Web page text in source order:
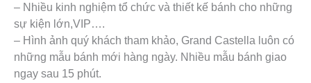
– Nhiều kinh nghiệm tổ chức và thiết kế bánh cho những
sự kiện lớn,VIP….
– Hình ảnh quý khách tham khảo, Grand Castella luôn có
những mẫu bánh mới hàng ngày. Nhiều mẫu bánh giao
ngay sau 15 phút.